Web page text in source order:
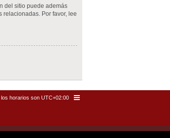
del sitio puede además
relacionadas. Por favor, lee
los horarios son UTC+02:00